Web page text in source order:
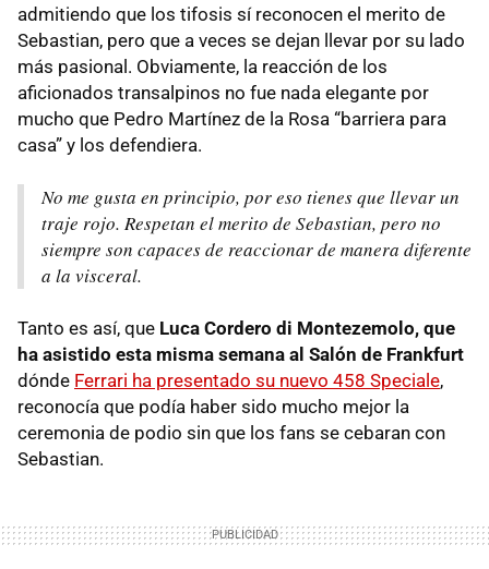
admitiendo que los tifosis sí reconocen el merito de
Sebastian, pero que a veces se dejan llevar por su lado
más pasional. Obviamente, la reacción de los
aficionados transalpinos no fue nada elegante por
mucho que Pedro Martínez de la Rosa “barriera para
casa” y los defendiera.
No me gusta en principio, por eso tienes que llevar un
traje rojo. Respetan el merito de Sebastian, pero no
siempre son capaces de reaccionar de manera diferente
a la visceral.
Tanto es así, que Luca Cordero di Montezemolo, que
ha asistido esta misma semana al Salón de Frankfurt
dónde Ferrari ha presentado su nuevo 458 Speciale,
reconocía que podía haber sido mucho mejor la
ceremonia de podio sin que los fans se cebaran con
Sebastian.